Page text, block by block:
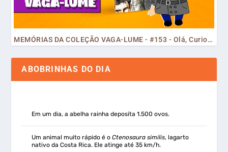
MEMÓRIAS DA COLEÇÃO VAGA-LUME - #153 - Olá, Curiosos! 2023
ABOBRINHAS DO DIA
Em um dia, a abelha rainha deposita 1.500 ovos.
Um animal muito rápido é oCtenosaura similis, lagarto
nativo da Costa Rica. Ele atinge até 35 km/h.